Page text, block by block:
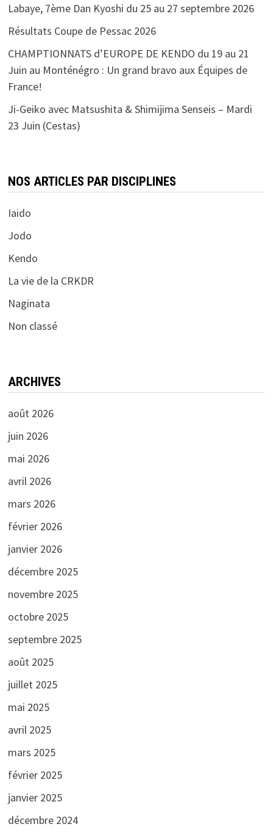
Labaye, 7ème Dan Kyoshi du 25 au 27 septembre 2026
Résultats Coupe de Pessac 2026
CHAMPTIONNATS d’EUROPE DE KENDO du 19 au 21
Juin au Monténégro : Un grand bravo aux Équipes de
France!
Ji-Geiko avec Matsushita & Shimijima Senseis – Mardi
23 Juin (Cestas)
NOS ARTICLES PAR DISCIPLINES
Iaido
Jodo
Kendo
La vie de la CRKDR
Naginata
Non classé
ARCHIVES
août 2026
juin 2026
mai 2026
avril 2026
mars 2026
février 2026
janvier 2026
décembre 2025
novembre 2025
octobre 2025
septembre 2025
août 2025
juillet 2025
mai 2025
avril 2025
mars 2025
février 2025
janvier 2025
décembre 2024